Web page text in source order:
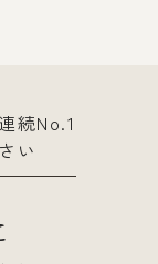
続No.1
い